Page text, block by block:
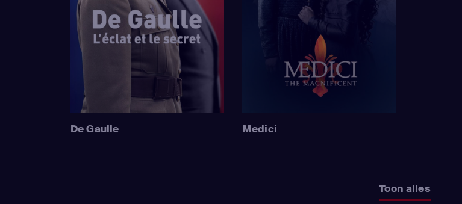
De Gaulle Medici
Toon alles